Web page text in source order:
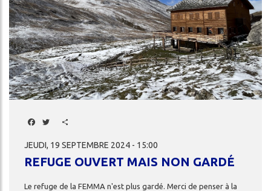
Facebook
Twitter
JEUDI, 19 SEPTEMBRE 2024 - 15:00
REFUGE OUVERT MAIS NON GARDÉ
Le refuge de la FEMMA n'est plus gardé. Merci de penser à la